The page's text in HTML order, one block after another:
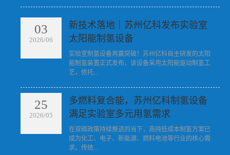
03
2026/06
新技术落地｜苏州亿科发布实验室
太阳能制氢设备
​实验室制氢设备再赢突破！苏州亿科自主研发的太阳
能制氢装置正式发布，该设备采用太阳能驱动制氢工
艺，依托...
25
2026/05
多燃料复合能，苏州亿科制氢设备
满足实验室多元用氢需求
​在双碳政策持续推进的当下，高纯低成本制氢方案已
成为化工、电子、新能源、燃料电池等行业的核心需
求。传统...